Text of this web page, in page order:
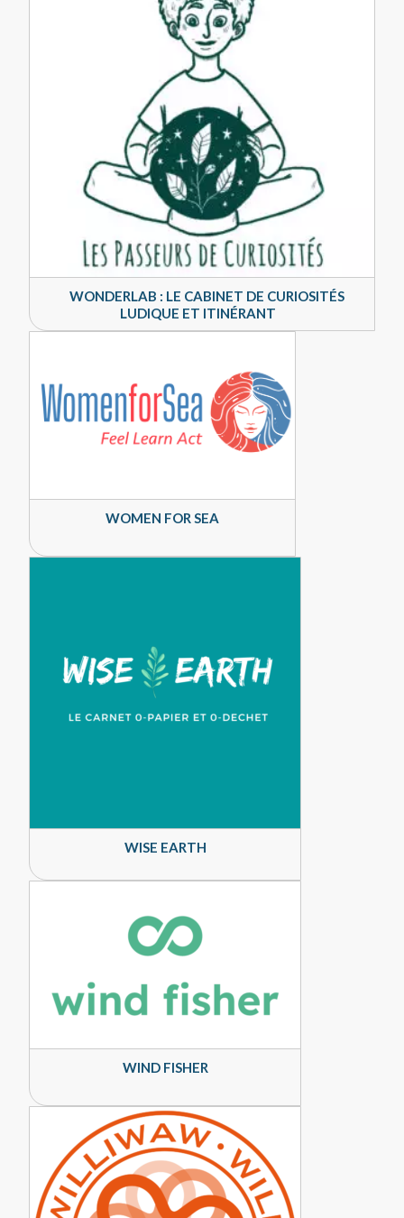
WONDERLAB : LE CABINET DE CURIOSITÉS
LUDIQUE ET ITINÉRANT
WOMEN FOR SEA
WISE EARTH
WIND FISHER